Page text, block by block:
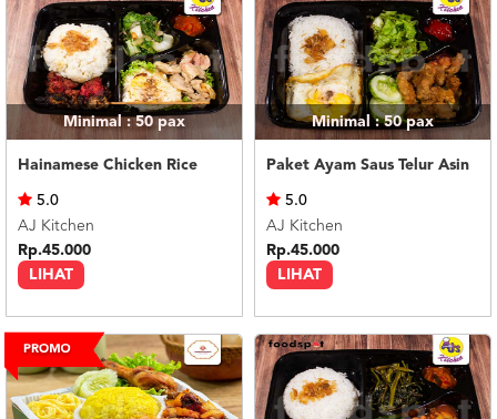
Minimal : 50pax
Hainamese Chicken Rice
LIHAT
5.0
AJ Kitchen
Rp.45.000
Minimal : 50pax
Paket Ayam Saus Telur Asin
LIHAT
5.0
AJ Kitchen
Rp.45.000